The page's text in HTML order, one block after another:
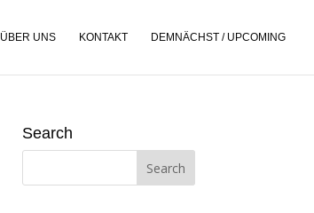
ÜBER UNS KONTAKT DEMNÄCHST / UPCOMING
Search